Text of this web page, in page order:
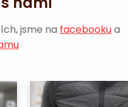
jsme na facebookua